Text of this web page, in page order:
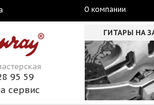
О компании
95 59
сервис
ГИТАРЫ НА